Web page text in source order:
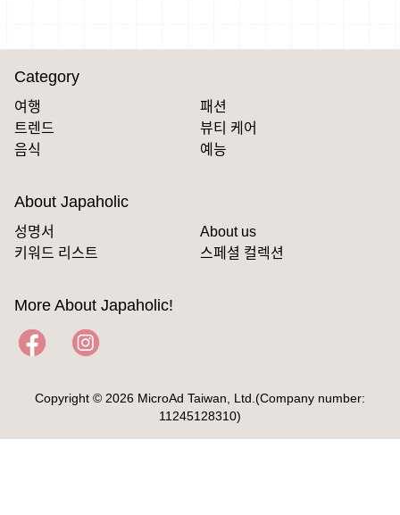
Category
여행
패션
트렌드
뷰티 케어
음식
예능
About Japaholic
성명서
About us
키워드 리스트
스페셜 컬렉션
More About Japaholic!
Copyright © 2026 MicroAd Taiwan, Ltd.(Company number:
11245128310)